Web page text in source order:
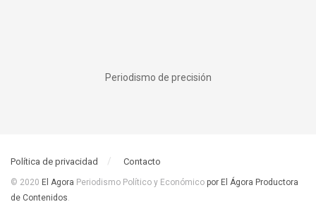
Periodismo de precisión
Política de privacidad Contacto
© 2020 El Agora Periodismo Político y Económico por El Ágora Productora
de Contenidos